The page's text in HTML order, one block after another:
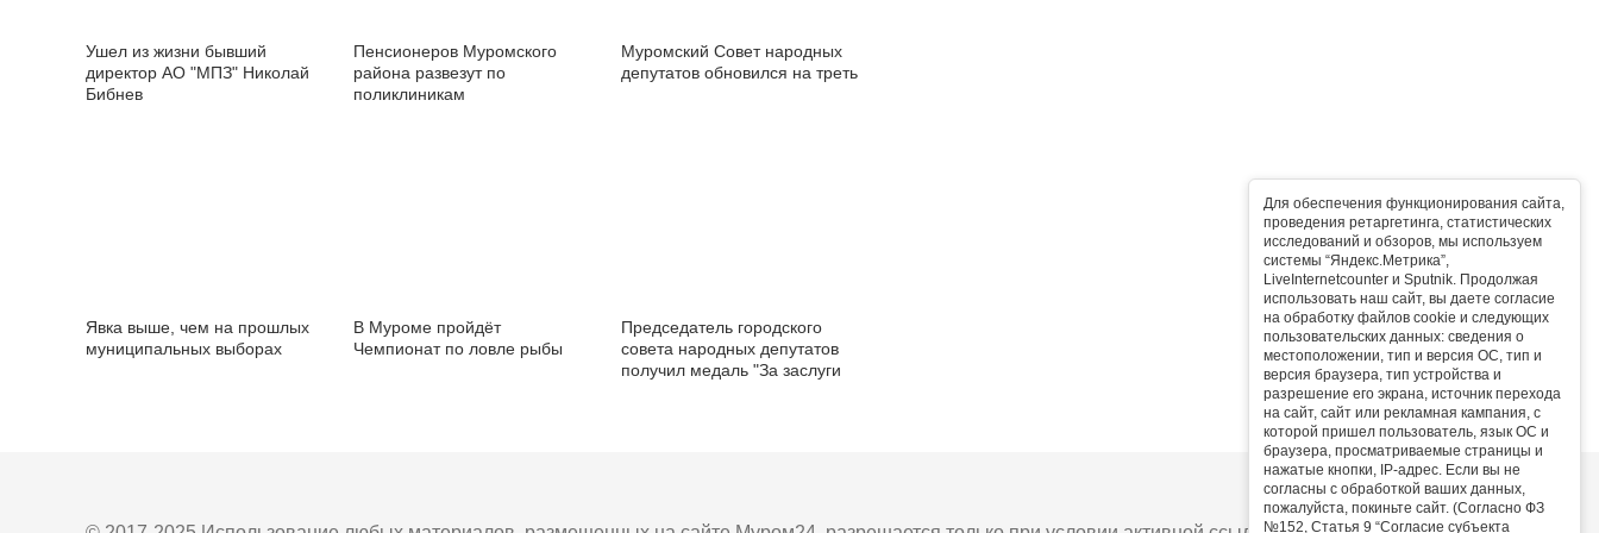
Для обеспечения функционирования сайта,
проведения ретаргетинга, статистических
исследований и обзоров, мы используем
системы “Яндекс.Метрика”,
LiveInternetcounter и Sputnik. Продолжая
использовать наш сайт, вы даете согласие
на обработку файлов cookie и следующих
пользовательских данных: сведения о
местоположении, тип и версия ОС, тип и
версия браузера, тип устройства и
разрешение его экрана, источник перехода
на сайт, сайт или рекламная кампания, с
которой пришел пользователь, язык ОС и
браузера, просматриваемые страницы и
нажатые кнопки, IP-адрес. Если вы не
согласны с обработкой ваших данных,
пожалуйста, покиньте сайт. (Согласно ФЗ
№152, Статья 9 “Согласие субъекта
Ушел из жизни бывший
директор АО "МПЗ" Николай
Бибнев
Пенсионеров Муромского
района развезут по
поликлиникам
Муромский Совет народных
депутатов обновился на треть
Явка выше, чем на прошлых
муниципальных выборах
В Муроме пройдёт
Чемпионат по ловле рыбы
Председатель городского
совета народных депутатов
получил медаль "За заслуги